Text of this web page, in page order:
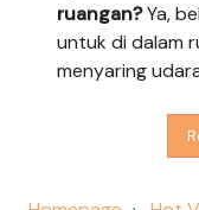
ruangan?Ya,
untuk di dalam
menyaring